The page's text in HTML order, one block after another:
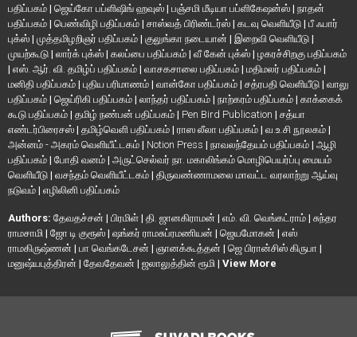
பதிப்பகம் | ஜெய்கோ பப்ளிஷிங் ஹவுஸ் | பஞ்சமி மீடியா பப்ளிகேஷன்ஸ் | நாதன்
பதிப்பகம் | பெண்விழி பதிப்பகம் | சாஸ்வத் பிரிண்டர்ஸ் | கடவு வெளியீடு | பீ ஃபார்
புக்ஸ் | முத்தமிழறிஞர் பதிப்பகம் | குலுங்கா நடையான் | இறைவி வெளியீடு |
முயற்கூடு | லார்க் புக்ஸ் | கலப்பை பதிப்பகம் | வீ கேன் புக்ஸ் | ழகரச்சிறகு பதிப்பகம்
| எஸ். ஆர். வி. தமிழ்ப் பதிப்பகம் | வாசகசாலை பதிப்பகம் | மதிமலர் பதிப்பகம் |
மனிதி பதிப்பகம் | புதிய பரிமாணம் | வான்கோ பதிப்பகம் | சத்ரபதி வெளியீடு | வாலு
பதிப்பகம் | ஜெய்ரிகி பதிப்பகம் | லாந்தர் பதிப்பகம் | நாற்கரம் பதிப்பகம் | காக்கைக்
கூடு பதிப்பகம் | தமிழ் நண்பன் பதிப்பகம் | Pen Bird Publication | சத்யா
எண்டர்பிரைசஸ் | தமிழ்வெளி பதிப்பகம் | ராஸ லீலா பதிப்பகம் | வ.உ.சி நூலகம் |
அன்னம் - அகரம் வெளியீட்டகம் | Notion Press | நாவலந்தேயம் பதிப்பகம் | ஆழி
பதிப்பகம் | போதி வனம் | அருட்செல்வர் நா. மகாலிங்கம் மொழிபெயர்ப்பு மையம்
வெளியீடு | வசந்தம் வெளியீட்டகம் | திருவண்ணாமலை மாவட்ட வரலாற்று ஆய்வு
நடுவம் | எழிலினி பதிப்பகம்
Authors: தேவதச்சன் | பிரமிள் | தி. ஜானகிராமன் | எம். வி. வெங்கட்ராம் | சுந்தர
ராமசாமி | ஜோ டி குரூஸ் | ஷங்கர் ராமசுப்ரமணியன் | ஜெயமோகன் | எஸ்
ராமகிருஷ்ணன் | பா வெங்கடேசன் | ஞானக்கூத்தன் | ஜெ பிரான்சிஸ் கிருபா |
மனுஷ்யபுத்திரன் | தேவதேவன் | ஜலாலுத்தின் ரூமி | View More